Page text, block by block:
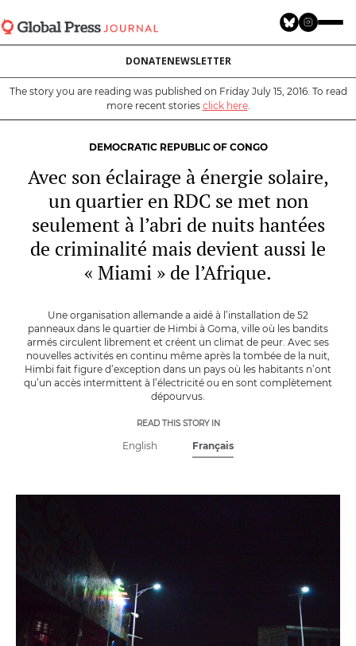
to
main
DONATENEWSLETTER
The story you are reading was published on Friday July 15, 2016. To read
more recent stories click here.
DEMOCRATIC REPUBLIC OF CONGO
Avec son éclairage à énergie solaire,
un quartier en RDC se met non
seulement à l’abri de nuits hantées
de criminalité mais devient aussi le
« Miami » de l’Afrique.
Une organisation allemande a aidé à l’installation de 52
panneaux dans le quartier de Himbi à Goma, ville où les bandits
armés circulent librement et créent un climat de peur. Avec ses
nouvelles activités en continu même après la tombée de la nuit,
Himbi fait figure d’exception dans un pays où les habitants n’ont
qu’un accès intermittent à l’électricité ou en sont complètement
dépourvus.
READ THIS STORY IN
English Français